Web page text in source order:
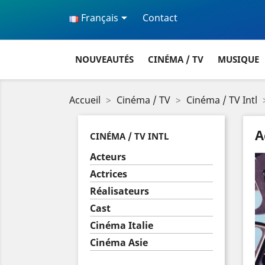
Français Contact
NOUVEAUTÉS CINÉMA / TV MUSIQUE
Accueil Cinéma / TV Cinéma / TV Intl
CINÉMA / TV INTL
Acteurs
Actrices
Réalisateurs
Cast
Cinéma Italie
Cinéma Asie